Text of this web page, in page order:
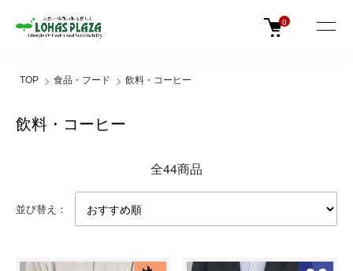
0
TOP 食品・フード 飲料・コーヒー
飲料・コーヒー
全44商品
並び替え：